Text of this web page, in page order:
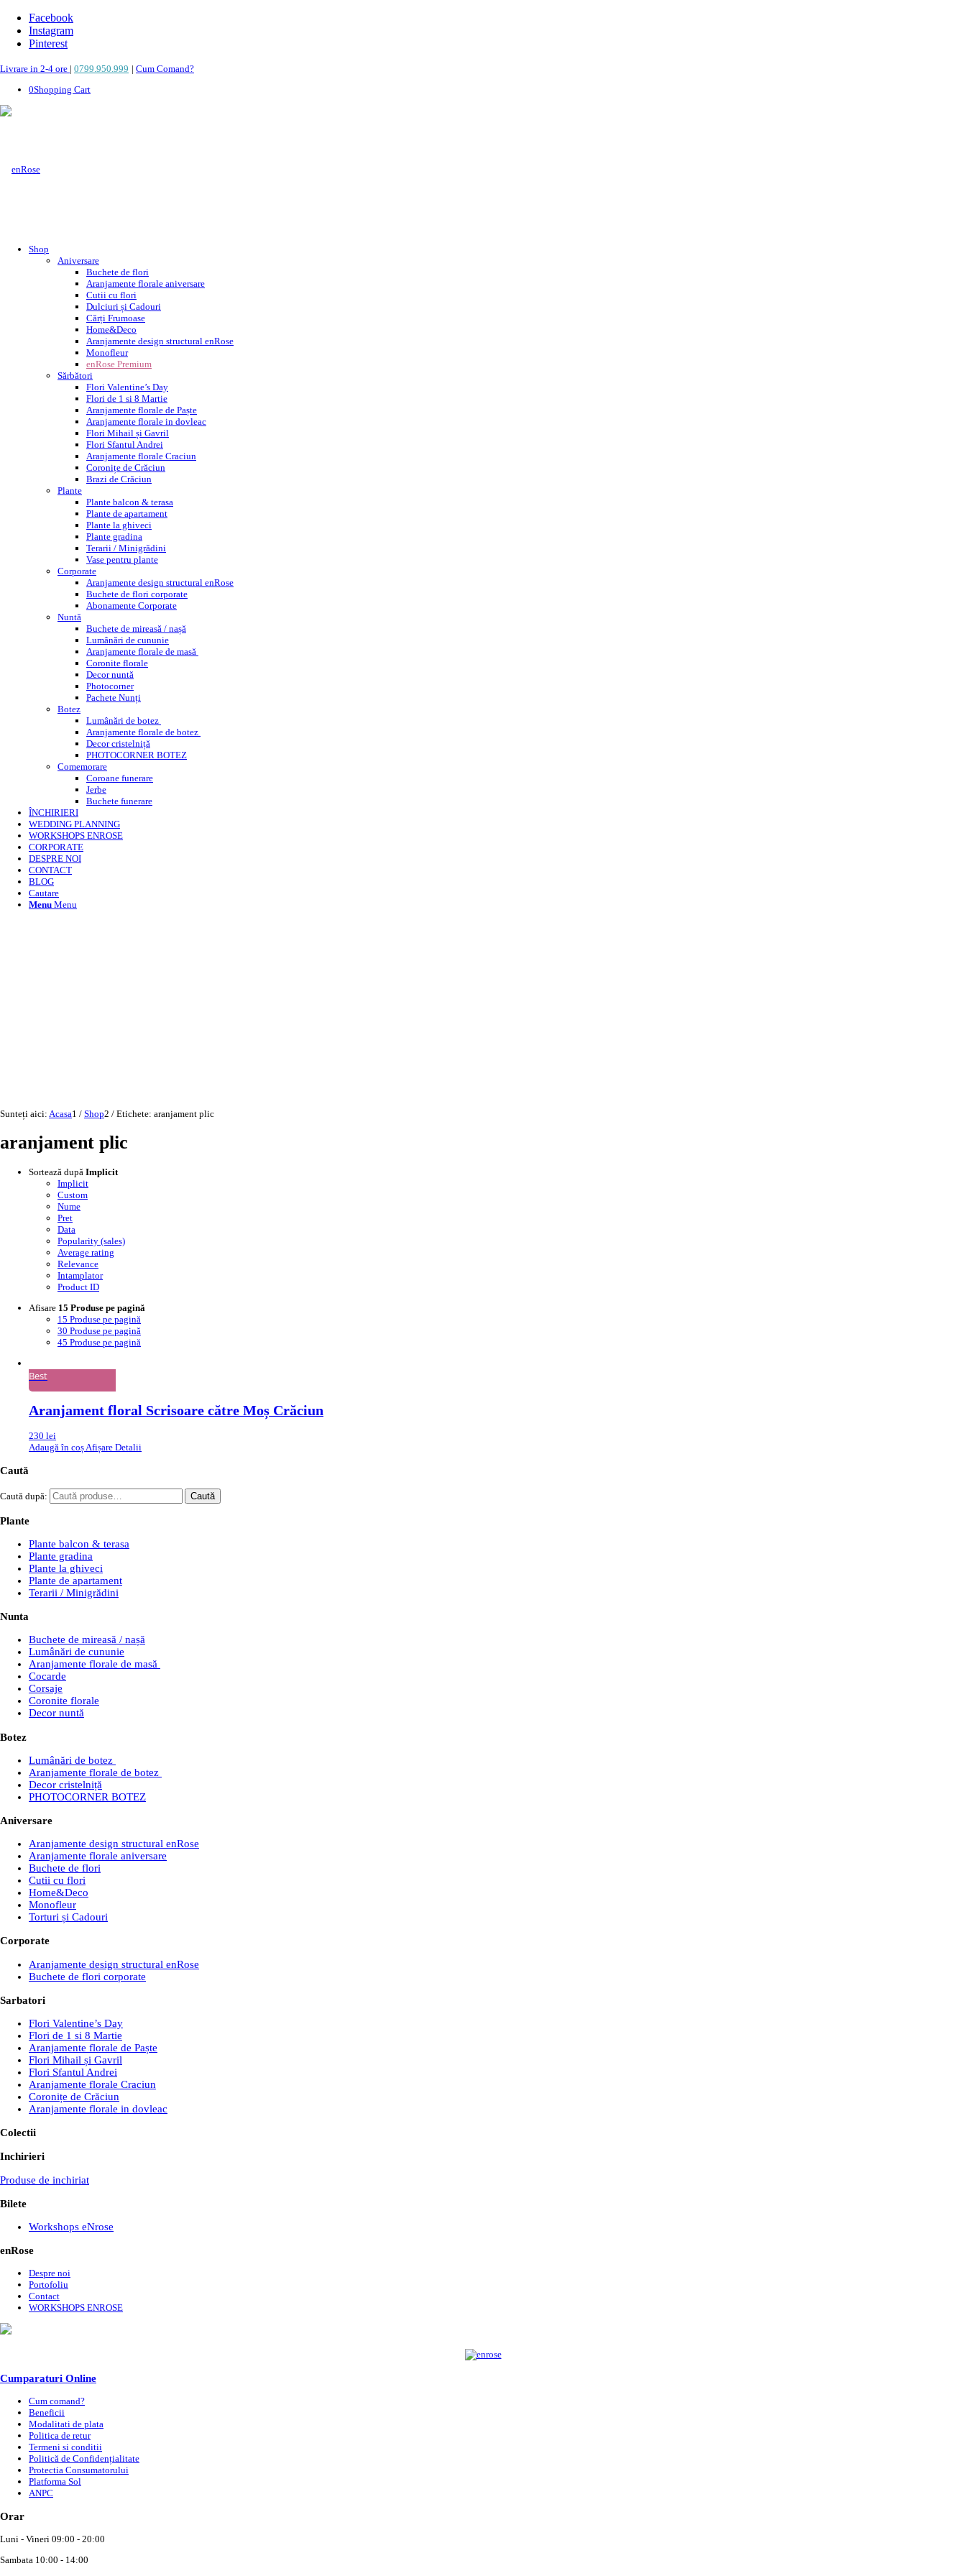
Facebook
Instagram
Pinterest
Livrare in 2-4 ore | 0799.950.999 | Cum Comand?
0Shopping Cart
Shop
Aniversare
Buchete de flori
Aranjamente florale aniversare
Cutii cu flori
Dulciuri și Cadouri
Cărți Frumoase
Home&Deco
Aranjamente design structural enRose
Monofleur
enRose Premium
Sărbători
Flori Valentine’s Day
Flori de 1 si 8 Martie
Aranjamente florale de Paște
Aranjamente florale in dovleac
Flori Mihail și Gavril
Flori Sfantul Andrei
Aranjamente florale Craciun
Coronițe de Crăciun
Brazi de Crăciun
Plante
Plante balcon & terasa
Plante de apartament
Plante la ghiveci
Plante gradina
Terarii / Minigrădini
Vase pentru plante
Corporate
Aranjamente design structural enRose
Buchete de flori corporate
Abonamente Corporate
Nuntă
Buchete de mireasă / nașă
Lumânări de cununie
Aranjamente florale de masă
Coronite florale
Decor nuntă
Photocorner
Pachete Nunți
Botez
Lumânări de botez
Aranjamente florale de botez
Decor cristelniță
PHOTOCORNER BOTEZ
Comemorare
Coroane funerare
Jerbe
Buchete funerare
ÎNCHIRIERI
WEDDING PLANNING
WORKSHOPS ENROSE
CORPORATE
DESPRE NOI
CONTACT
BLOG
Cautare
Menu Menu
Sunteți aici: Acasa1 / Shop2 / Etichete: aranjament plic
aranjament plic
Sortează după Implicit
Implicit
Custom
Nume
Pret
Data
Popularity (sales)
Average rating
Relevance
Intamplator
Product ID
Afisare 15 Produse pe pagină
15 Produse pe pagină
30 Produse pe pagină
45 Produse pe pagină
Best
Aranjament floral Scrisoare către Moș Crăciun
230 lei
Adaugă în coșAfișare Detalii
Caută
Caută după: Caută
Plante
Plante balcon & terasa
Plante gradina
Plante la ghiveci
Plante de apartament
Terarii / Minigrădini
Nunta
Buchete de mireasă / nașă
Lumânări de cununie
Aranjamente florale de masă
Cocarde
Corsaje
Coronite florale
Decor nuntă
Botez
Lumânări de botez
Aranjamente florale de botez
Decor cristelniță
PHOTOCORNER BOTEZ
Aniversare
Aranjamente design structural enRose
Aranjamente florale aniversare
Buchete de flori
Cutii cu flori
Home&Deco
Monofleur
Torturi și Cadouri
Corporate
Aranjamente design structural enRose
Buchete de flori corporate
Sarbatori
Flori Valentine’s Day
Flori de 1 si 8 Martie
Aranjamente florale de Paște
Flori Mihail și Gavril
Flori Sfantul Andrei
Aranjamente florale Craciun
Coronițe de Crăciun
Aranjamente florale in dovleac
Colectii
Inchirieri
Produse de inchiriat
Bilete
Workshops eNrose
enRose
Despre noi
Portofoliu
Contact
WORKSHOPS ENROSE
Cumparaturi Online
Cum comand?
Beneficii
Modalitati de plata
Politica de retur
Termeni si conditii
Politică de Confidențialitate
Protectia Consumatorului
Platforma Sol
ANPC
Orar
Luni - Vineri 09:00 - 20:00
Sambata 10:00 - 14:00